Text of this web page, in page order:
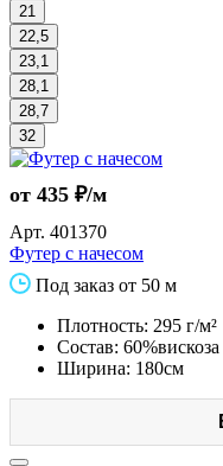
21
22,5
23,1
28,1
28,7
32
от 435 ₽/м
Арт. 401370
Футер с начесом
Под заказ от 50 м
Плотность: 295 г/м²
Состав:
Ширина: 180см